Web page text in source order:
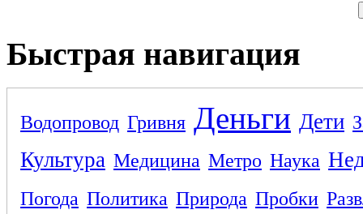
Быстрая навигация
Водопровод Гривня Деньги Дети
Культура Медицина Метро Наука
Погода Политика Природа Пробки